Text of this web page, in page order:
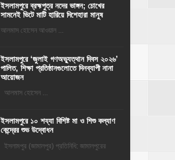
ইসলামপুরে ব্রহ্মপুত্র নদের ভাঙ্গন; চোখের
সামনেই ভিটে মাটি হারিয়ে দিশেহারা মানুষ
আলমাস হোসেন আওয়াল ...
‎ইসলামপুরে ‘জুলাই গণঅভ্যুত্থান দিবস ২০২৬’
পালিত, শিক্ষা প্রতিষ্ঠানগুলোতে দিনব্যাপী নানা
আয়োজন
‎​আলমাস হোসেন ...
ইসলামপুরে ১০ শয্যা বিশিষ্ট মা ও শিশু কল্যাণ
কেন্দ্রের শুভ উদ্বোধন
ইসলামপুর (জামালপুর) প্রতিনিধি: জামালপুরের